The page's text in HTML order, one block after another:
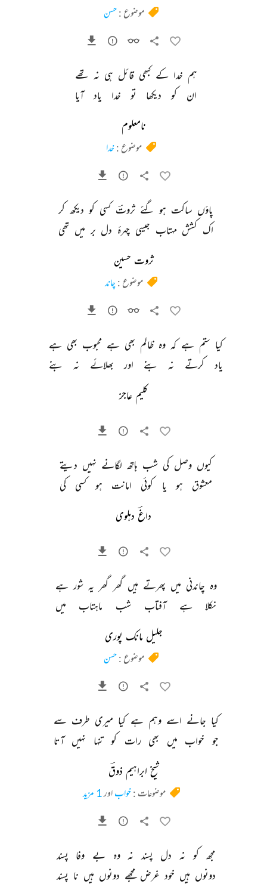
موضوع :حسن
ہم خدا کے کبھی قائل ہی نہ تھے
ان
کو دیکھا تو خدا یاد آیا
نامعلوم
موضوع :خدا
پاؤں ساکت ہو گئے ثروتؔ کسی کو دیکھ کر
اک کشش مہتاب جیسی چہرۂ دل بر میں تھی
ثروت حسین
موضوع : چاند
کیا ستم ہے کہ وہ ظالم بھی ہے محبوب بھی ہے
یاد
کرتے نہ بنے اور بھلائے نہ بنے
کلیم عاجز
کیوں وصل کی شب ہاتھ لگانے نہیں دیتے
معشوق
ہو یا کوئی امانت ہو کسی کی
داغؔ دہلوی
وہ چاندنی میں پھرتے ہیں گھر گھر یہ شور ہے
نکلا
ہے آفتاب شب ماہتاب میں
جلیل مانک پوری
موضوع :حسن
کیا جانے اسے وہم ہے کیا میری طرف سے
جو خواب میں بھی رات کو تنہا نہیں آتا
شیخ ابراہیم ذوقؔ
موضوعات :خواب اور1 مزید
مجھ کو نہ دل پسند نہ وہ بے وفا پسند
دونوں ہیں خود غرض مجھے دونوں ہیں نا پسند